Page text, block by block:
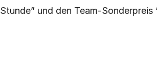
Stunde” und den Team-Sonderpreis